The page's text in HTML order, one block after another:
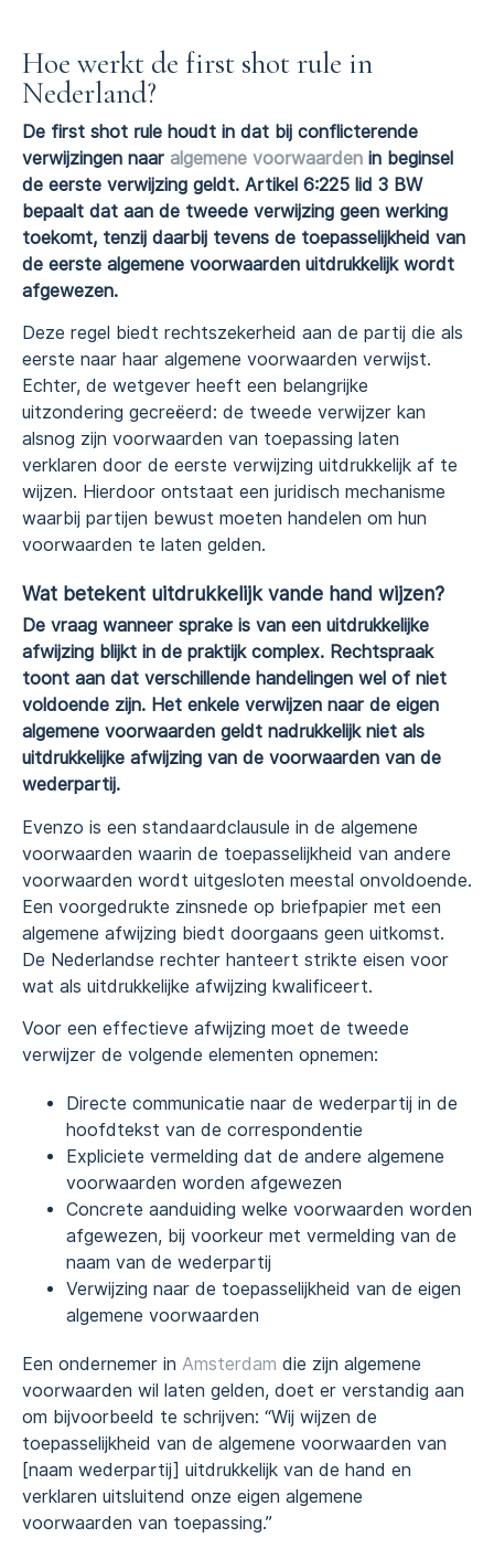
Hoe werkt de first shot rule in
Nederland?
De first shot rule houdt in dat bij conflicterende
verwijzingen naar algemene voorwaarden in beginsel
de eerste verwijzing geldt. Artikel 6:225 lid 3 BW
bepaalt dat aan de tweede verwijzing geen werking
toekomt, tenzij daarbij tevens de toepasselijkheid van
de eerste algemene voorwaarden uitdrukkelijk wordt
afgewezen.
Deze regel biedt rechtszekerheid aan de partij die als
eerste naar haar algemene voorwaarden verwijst.
Echter, de wetgever heeft een belangrijke
uitzondering gecreëerd: de tweede verwijzer kan
alsnog zijn voorwaarden van toepassing laten
verklaren door de eerste verwijzing uitdrukkelijk af te
wijzen. Hierdoor ontstaat een juridisch mechanisme
waarbij partijen bewust moeten handelen om hun
voorwaarden te laten gelden.
Wat betekent uitdrukkelijk vande hand wijzen?
De vraag wanneer sprake is van een uitdrukkelijke
afwijzing blijkt in de praktijk complex. Rechtspraak
toont aan dat verschillende handelingen wel of niet
voldoende zijn. Het enkele verwijzen naar de eigen
algemene voorwaarden geldt nadrukkelijk niet als
uitdrukkelijke afwijzing van de voorwaarden van de
wederpartij.
Evenzo is een standaardclausule in de algemene
voorwaarden waarin de toepasselijkheid van andere
voorwaarden wordt uitgesloten meestal onvoldoende.
Een voorgedrukte zinsnede op briefpapier met een
algemene afwijzing biedt doorgaans geen uitkomst.
De Nederlandse rechter hanteert strikte eisen voor
wat als uitdrukkelijke afwijzing kwalificeert.
Voor een effectieve afwijzing moet de tweede
verwijzer de volgende elementen opnemen:
Directe communicatie naar de wederpartij in de
hoofdtekst van de correspondentie
Expliciete vermelding dat de andere algemene
voorwaarden worden afgewezen
Concrete aanduiding welke voorwaarden worden
afgewezen, bij voorkeur met vermelding van de
naam van de wederpartij
Verwijzing naar de toepasselijkheid van de eigen
algemene voorwaarden
Een ondernemer in Amsterdam die zijn algemene
voorwaarden wil laten gelden, doet er verstandig aan
om bijvoorbeeld te schrijven: “Wij wijzen de
toepasselijkheid van de algemene voorwaarden van
[naam wederpartij] uitdrukkelijk van de hand en
verklaren uitsluitend onze eigen algemene
voorwaarden van toepassing.”